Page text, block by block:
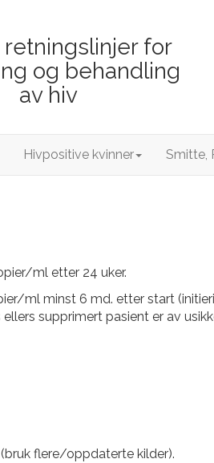
retningslinjer for
og behandling
av hiv
Hivpositive kvinner Smitte,
ml etter 24 uker.
ml minst 6 md. etter start
supprimert pasient er av
flere/oppdaterte kilder).